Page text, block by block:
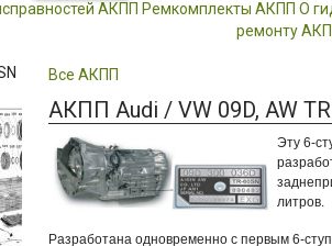
АКПП Ремкомплекты АКПП О
ремонту
Все АКПП
АКПП Audi / VW 09D, AW
Эту 6-
литров.
Разработана одновременно с первым 6-